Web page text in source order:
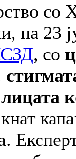
со
на 23
, со